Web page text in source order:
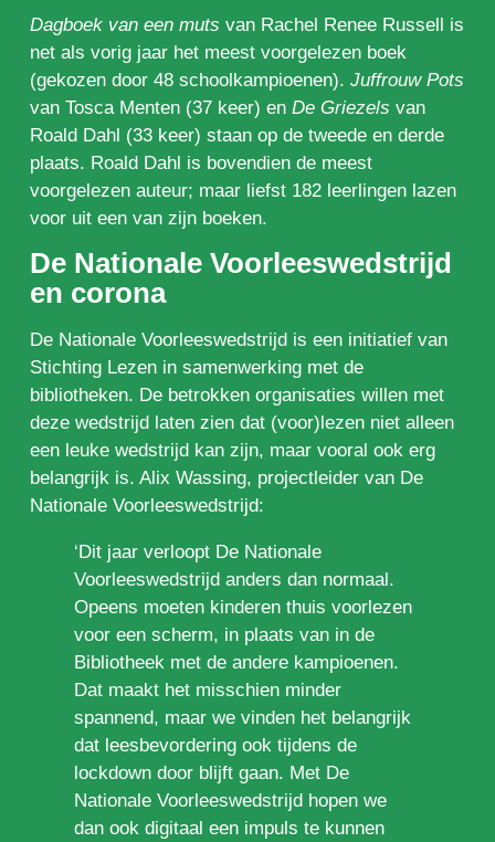
Dagboek van een muts van Rachel Renee Russell is
net als vorig jaar het meest voorgelezen boek
(gekozen door 48 schoolkampioenen). Juffrouw Pots
van Tosca Menten (37 keer) en De Griezels van
Roald Dahl (33 keer) staan op de tweede en derde
plaats. Roald Dahl is bovendien de meest
voorgelezen auteur; maar liefst 182 leerlingen lazen
voor uit een van zijn boeken.
De Nationale Voorleeswedstrijd
en corona
De Nationale Voorleeswedstrijd is een initiatief van
Stichting Lezen in samenwerking met de
bibliotheken. De betrokken organisaties willen met
deze wedstrijd laten zien dat (voor)lezen niet alleen
een leuke wedstrijd kan zijn, maar vooral ook erg
belangrijk is. Alix Wassing, projectleider van De
Nationale Voorleeswedstrijd:
‘Dit jaar verloopt De Nationale
Voorleeswedstrijd anders dan normaal.
Opeens moeten kinderen thuis voorlezen
voor een scherm, in plaats van in de
Bibliotheek met de andere kampioenen.
Dat maakt het misschien minder
spannend, maar we vinden het belangrijk
dat leesbevordering ook tijdens de
lockdown door blijft gaan. Met De
Nationale Voorleeswedstrijd hopen we
dan ook digitaal een impuls te kunnen